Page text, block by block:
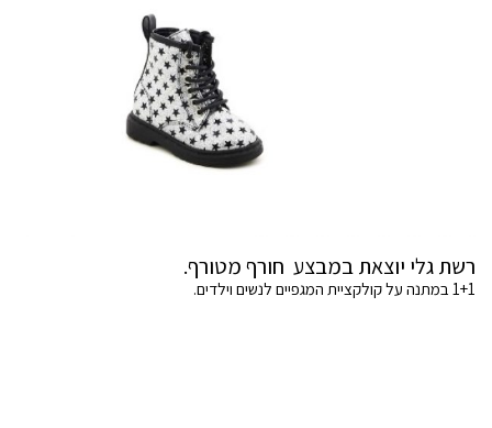
רשת גלי יוצאת במבצע חורף מטורף.
1+1 במתנה על קולקציית המגפיים לנשים וילדים.